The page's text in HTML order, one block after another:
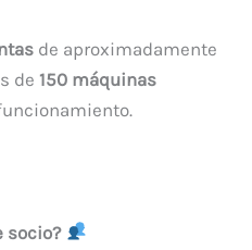
de aproximadamente
de 150 máquinas
socio?